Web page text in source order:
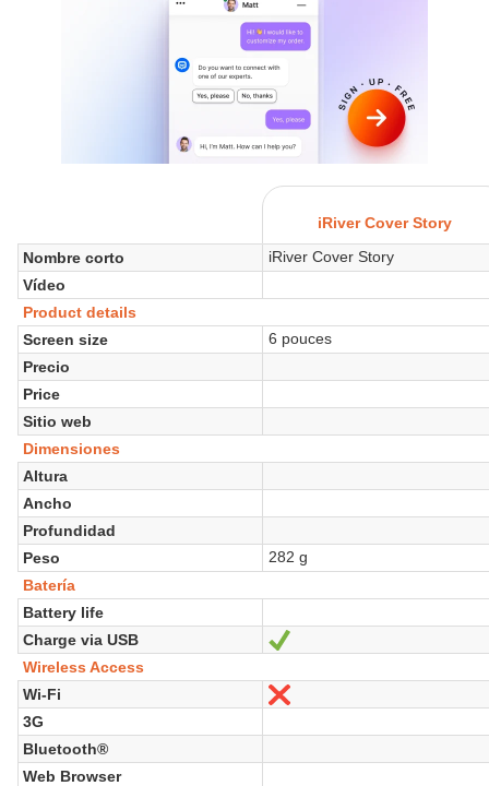
iRiver Cover Story
Nombre corto
iRiver Cover Story
Vídeo
Product details
Screen size
6 pouces
Precio
Price
Sitio web
Dimensiones
Altura
Ancho
Profundidad
Peso
282 g
Batería
Battery life
Charge via USB
Wireless Access
Wi-Fi
No
3G
Bluetooth®
Web Browser